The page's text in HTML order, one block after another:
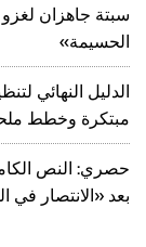
سبتة جاهزان
الحسيمة»
الدليل النهائي
مبتكرة وخطط
حصري: النص
بعد «الانتصار في